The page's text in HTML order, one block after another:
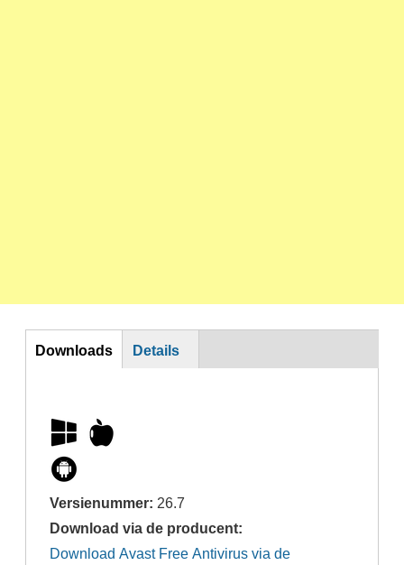
DL
Downloads Details
Versienummer: 26.7
Download via de producent:
Download Avast Free Antivirus via de